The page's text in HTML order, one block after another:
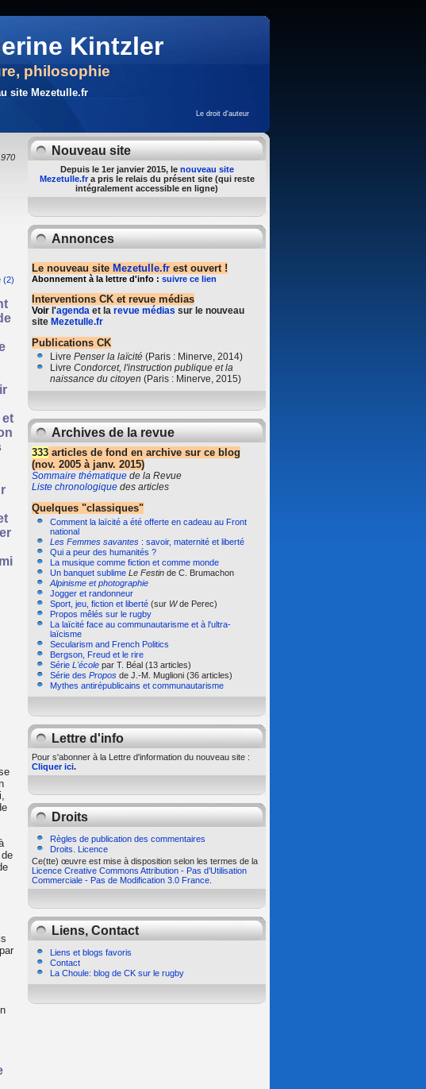
Kintzler
philosophie
site Mezetulle.fr
Le droit d'auteur
(2)
Nouveau site
Depuis le 1er janvier 2015, le nouveau site
Mezetulle.fra pris le relais du présent site (qui reste
intégralement accessible en ligne)
Annonces
Le nouveau site Mezetulle.fr est ouvert !
Abonnement à la lettre d'info : suivre ce lien
Interventions CK et revue médias
Voir l'agenda et la revue médias sur le nouveau
site Mezetulle.fr
Publications CK
Livre Penser la laïcité (Paris : Minerve, 2014)
Livre Condorcet, l'instruction publique et la
naissance du citoyen (Paris : Minerve, 2015)
Archives de la revue
333 articles de fond en archive sur ce blog
(nov. 2005 à janv. 2015)
Sommaire thématique de la Revue
Liste chronologique des articles
Quelques "classiques"
Comment la laïcité a été offerte en cadeau au Front
national
Les Femmes savantes : savoir, maternité et liberté
Qui a peur des humanités ?
La musique comme fiction et comme monde
Un banquet sublime Le Festin de C. Brumachon
Alpinisme et photographie
Jogger et randonneur
Sport, jeu, fiction et liberté (sur Wde Perec)
Propos mêlés sur le rugby
La laïcité face au communautarisme et à l'ultra-
laïcisme
Secularism and French Politics
Bergson, Freud et le rire
Série L'école par T. Béal (13 articles)
Série des Propos de J.-M. Muglioni (36 articles)
Mythes antirépublicains et communautarisme
Lettre d'info
Pour s'abonner à la Lettre d'information du nouveau site :
Cliquer ici.
Droits
Règles de publication des commentaires
Droits. Licence
Ce(tte) œuvre est mise à disposition selon les termes de la
Licence Creative Commons Attribution - Pas d’Utilisation
Commerciale - Pas de Modification 3.0 France
Liens, Contact
Liens et blogs favoris
Contact
La Choule: blog de CK sur le rugby